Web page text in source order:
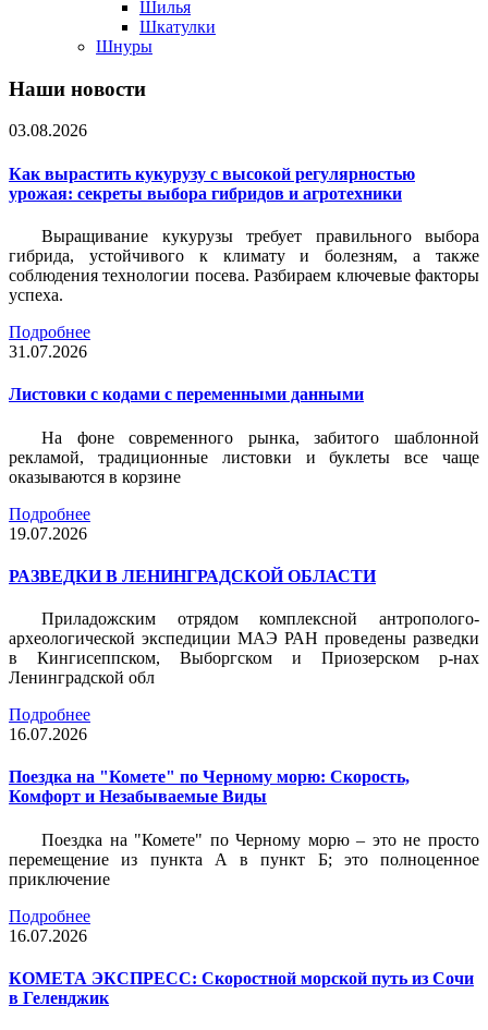
Шилья
Шкатулки
Шнуры
Наши новости
03.08.2026
Как вырастить кукурузу с высокой регулярностью
урожая: секреты выбора гибридов и агротехники
Выращивание кукурузы требует правильного выбора
гибрида, устойчивого к климату и болезням, а также
соблюдения технологии посева. Разбираем ключевые факторы
успеха.
Подробнее
31.07.2026
Листовки c кодами с переменными данными
На фоне современного рынка, забитого шаблонной
рекламой, традиционные листовки и буклеты все чаще
оказываются в корзине
Подробнее
19.07.2026
РАЗВЕДКИ В ЛЕНИНГРАДСКОЙ ОБЛАСТИ
Приладожским отрядом комплексной антрополого-
археологической экспедиции МАЭ РАН проведены разведки
в Кингисеппском, Выборгском и Приозерском р-нах
Ленинградской обл
Подробнее
16.07.2026
Поездка на "Комете" по Черному морю: Скорость,
Комфорт и Незабываемые Виды
Поездка на "Комете" по Черному морю – это не просто
перемещение из пункта А в пункт Б; это полноценное
приключение
Подробнее
16.07.2026
КОМЕТА ЭКСПРЕСС: Скоростной морской путь из Сочи
в Геленджик